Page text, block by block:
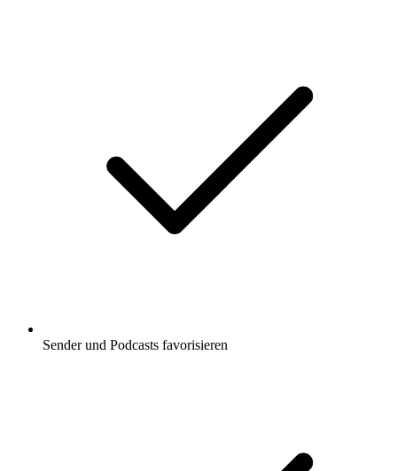
Sender und Podcasts favorisieren